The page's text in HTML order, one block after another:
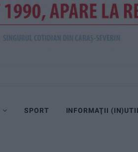
SPORT INFORMAŢII